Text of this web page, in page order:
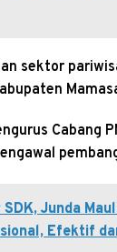
sektor
Cabang
Junda
Efektif